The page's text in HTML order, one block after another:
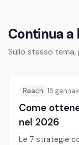
Continua a
Sullo stesso
Reach 15
Come
nel 2026
Le 7 strategie